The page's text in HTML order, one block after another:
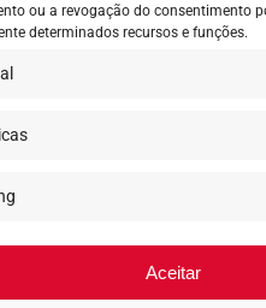
ou a revogação do consentimento
determinados recursos e funções.
Aceitar
Horário de
8h